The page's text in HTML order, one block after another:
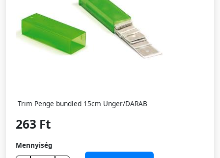
Trim Penge bundled 15cm Unger/DARAB
263 Ft
Mennyiség